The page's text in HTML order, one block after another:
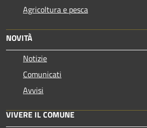
Agricoltura e pesca
NOVITÀ
Notizie
Comunicati
Avvisi
VIVERE IL COMUNE